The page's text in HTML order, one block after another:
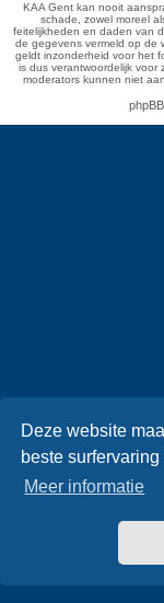
Deze website
beste
Meer informatie
KAA Gent kan nooit
schade, zowel moreel
feitelijkheden en daden van
de gegevens vermeld op de
geldt inzonderheid voor het
is dus verantwoordelijk voor
moderators kunnen niet